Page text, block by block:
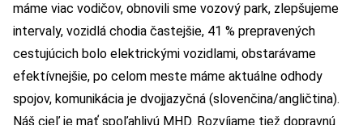
máme viac vodičov, obnovili sme vozový park, zlepšujeme
intervaly, vozidlá chodia častejšie, 41 % prepravených
cestujúcich bolo elektrickými vozidlami, obstarávame
efektívnejšie, po celom meste máme aktuálne odhody
spojov, komunikácia je dvojjazyčná (slovenčina/angličtina).
Náš cieľ je mať spoľahlivú MHD. Rozvíjame tiež dopravnú